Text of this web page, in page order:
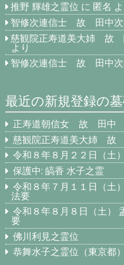
推野 輝雄之霊位 に 匿名
智修次連信士 故 田中次
慈観院正寿道美大姉 故
より
智修次連信士 故 田中次
最近の新規登録の
正寿道朝信女 故 田
慈観院正寿道美大姉
令和８年８月２２日（土
保護中: 皜香 水子之霊
令和８年７月１１日（土
法要
令和８年８月８日（土）
要
佛川利見之霊位
恭舞水子之霊位（東京都）